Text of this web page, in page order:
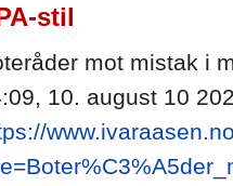
stil
mot mistak i
10. august 10